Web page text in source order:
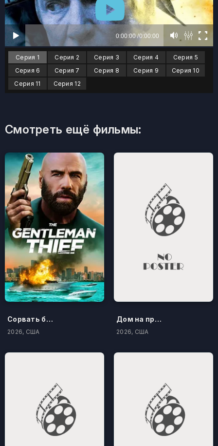
Серия 1 Серия 2 Серия 3 Серия 4
Серия 5
Серия 6
Серия 7 Серия 8 Серия 9
Серия 10
Серия 11
Серия 12
Смотреть ещё фильмы:
Сорвать банк 3: Вор-джентльмен
2026, США
Дом на проклятом холме
2026, США